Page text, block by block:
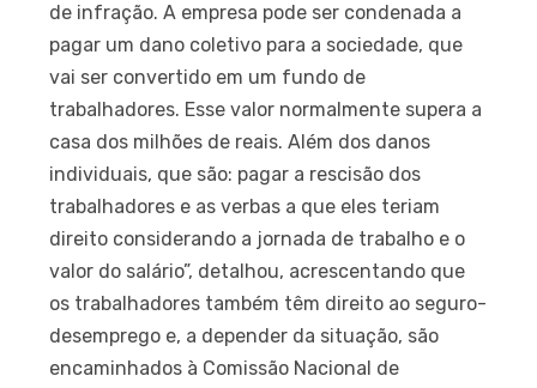
de infração. A empresa pode ser condenada a
pagar um dano coletivo para a sociedade, que
vai ser convertido em um fundo de
trabalhadores. Esse valor normalmente supera a
casa dos milhões de reais. Além dos danos
individuais, que são: pagar a rescisão dos
trabalhadores e as verbas a que eles teriam
direito considerando a jornada de trabalho e o
valor do salário”, detalhou, acrescentando que
os trabalhadores também têm direito ao seguro-
desemprego e, a depender da situação, são
encaminhados à Comissão Nacional de